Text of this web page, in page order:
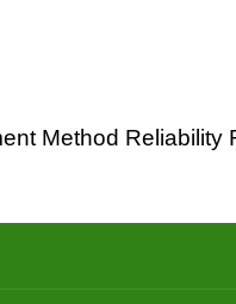
Method Reliability